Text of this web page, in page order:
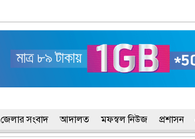
জেলার সংবাদ আদালত মফস্বল নিউজ প্রশাসন